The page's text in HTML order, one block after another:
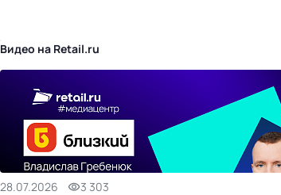
Видео на Retail.ru
28.07.2026 3 303